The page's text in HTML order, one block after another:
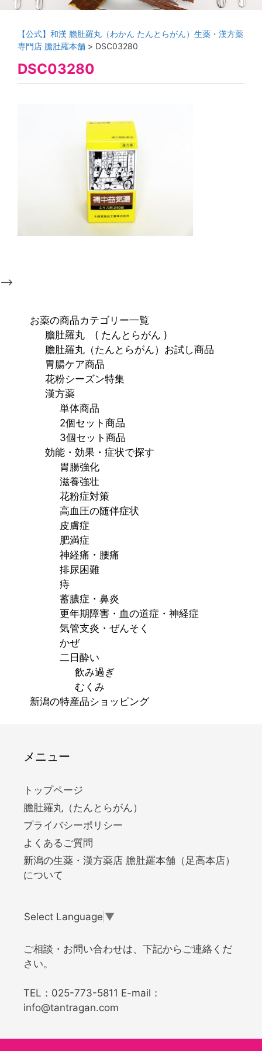
【公式】和漢 膽肚羅丸（わかん たんとらがん）生薬・漢方薬
専門店 膽肚羅本舗 > DSC03280
DSC03280
-->
お薬の商品カテゴリー一覧
膽肚羅丸 ( たんとらがん )
膽肚羅丸（たんとらがん）お試し商品
胃腸ケア商品
花粉シーズン特集
漢方薬
単体商品
2個セット商品
3個セット商品
効能・効果・症状で探す
胃腸強化
滋養強壮
花粉症対策
高血圧の随伴症状
皮膚症
肥満症
神経痛・腰痛
排尿困難
痔
蓄膿症・鼻炎
更年期障害・血の道症・神経症
気管支炎・ぜんそく
かぜ
二日酔い
飲み過ぎ
むくみ
新潟の特産品ショッピング
メニュー
トップページ
膽肚羅丸（たんとらがん）
プライバシーポリシー
よくあるご質問
新潟の生薬・漢方薬店 膽肚羅本舗（足高本店）
について
Select Language ▼
ご相談・お問い合わせは、下記からご連絡くだ
さい。
TEL： 025-773-5811 E-mail：
info@tantragan.com